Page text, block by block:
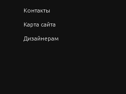
Контакты
Карта сайта
Дизайнерам